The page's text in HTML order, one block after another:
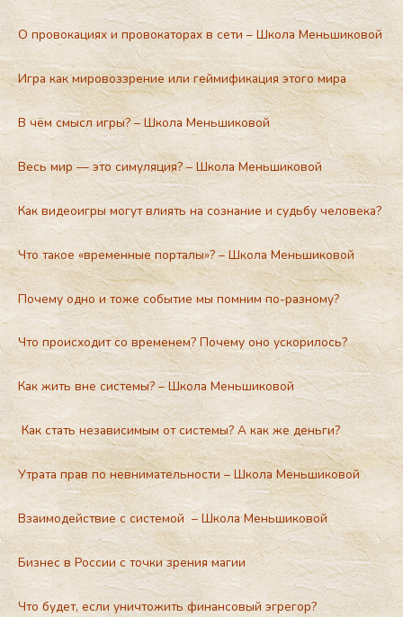
О провокациях и провокаторах в сети – Школа Меньшиковой
Игра как мировоззрение или геймификация этого мира
В чём смысл игры? – Школа Меньшиковой
Весь мир — это симуляция? – Школа Меньшиковой
Как видеоигры могут влиять на сознание и судьбу человека?
Что такое «временные порталы»? – Школа Меньшиковой
Почему одно и тоже событие мы помним по-разному?
Что происходит со временем? Почему оно ускорилось?
Как жить вне системы? – Школа Меньшиковой
Как стать независимым от системы? А как же деньги?
Утрата прав по невнимательности – Школа Меньшиковой
Взаимодействие с системой – Школа Меньшиковой
Бизнес в России с точки зрения магии
Что будет, если уничтожить финансовый эгрегор?